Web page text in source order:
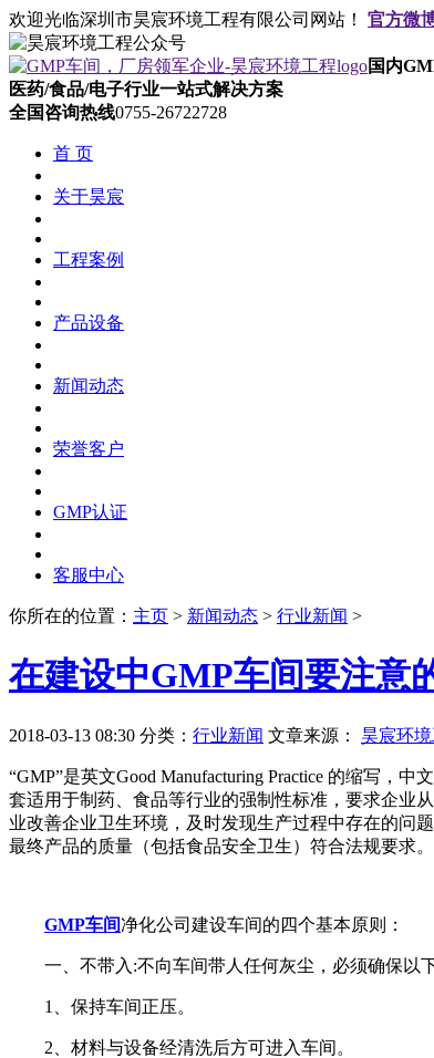
欢迎光临深圳市昊宸环境工程有限公司网站！ 官方微
国内
医药/食品/电子行业一站式解决方案
全国咨询热线0755-26722728
首 页
关于昊宸
工程案例
产品设备
新闻动态
荣誉客户
GMP认证
客服中心
你所在的位置： 主页 > 新闻动态 > 行业新闻 >
在建设中GMP车间要注意
2018-03-13 08:30 分类： 行业新闻 文章来源： 昊宸环
“GMP”是英文Good Manufacturing Practice 的缩写，
套适用于制药、食品等行业的强制性标准，要求企业
业改善企业卫生环境，及时发现生产过程中存在的问
最终产品的质量（包括食品安全卫生）符合法规要求。
GMP车间净化公司建设车间的四个基本原则：
一、不带入:不向车间带人任何灰尘，必须确保以下
1、保持车间正压。
2、材料与设备经清洗后方可进入车间。